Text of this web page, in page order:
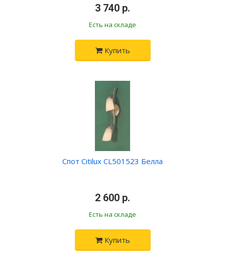
3 740 р.
Есть на складе
Купить
Спот Citilux CL501523 Белла
2 600 р.
Есть на складе
Купить